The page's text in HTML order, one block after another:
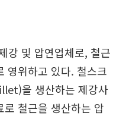
강 및 압연업체로, 철근
영위하고 있다. 철스크
을 생산하는 제강사
철근을 생산하는 압